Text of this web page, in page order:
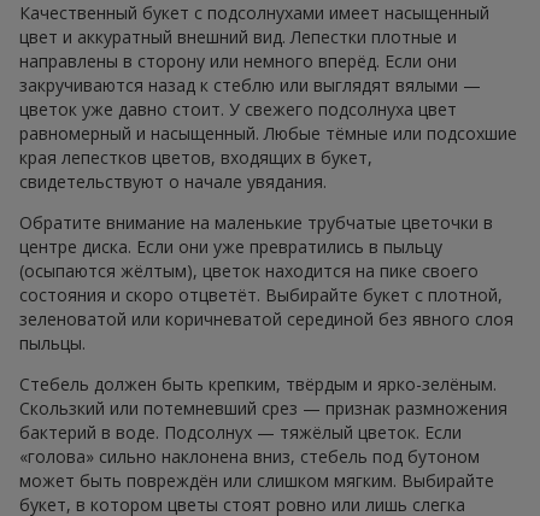
Качественный букет с подсолнухами имеет насыщенный
цвет и аккуратный внешний вид. Лепестки плотные и
направлены в сторону или немного вперёд. Если они
закручиваются назад к стеблю или выглядят вялыми —
цветок уже давно стоит. У свежего подсолнуха цвет
равномерный и насыщенный. Любые тёмные или подсохшие
края лепестков цветов, входящих в букет,
свидетельствуют о начале увядания.
Обратите внимание на маленькие трубчатые цветочки в
центре диска. Если они уже превратились в пыльцу
(осыпаются жёлтым), цветок находится на пике своего
состояния и скоро отцветёт. Выбирайте букет с плотной,
зеленоватой или коричневатой серединой без явного слоя
пыльцы.
Стебель должен быть крепким, твёрдым и ярко-зелёным.
Скользкий или потемневший срез — признак размножения
бактерий в воде. Подсолнух — тяжёлый цветок. Если
«голова» сильно наклонена вниз, стебель под бутоном
может быть повреждён или слишком мягким. Выбирайте
букет, в котором цветы стоят ровно или лишь слегка